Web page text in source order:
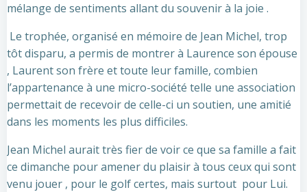
mélange de sentiments allant du souvenir à la joie .
Le trophée, organisé en mémoire de Jean Michel, trop
tôt disparu, a permis de montrer à Laurence son épouse
, Laurent son frère et toute leur famille, combien
l’appartenance à une micro-société telle une association
permettait de recevoir de celle-ci un soutien, une amitié
dans les moments les plus difficiles.
Jean Michel aurait très fier de voir ce que sa famille a fait
ce dimanche pour amener du plaisir à tous ceux qui sont
venu jouer , pour le golf certes, mais surtout pour Lui.